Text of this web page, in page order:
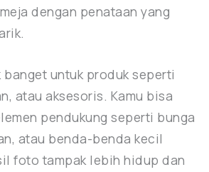
dengan penataan yang
untuk produk seperti
atau aksesoris. Kamu bisa
pendukung seperti bunga
atau benda-benda kecil
foto tampak lebih hidup dan